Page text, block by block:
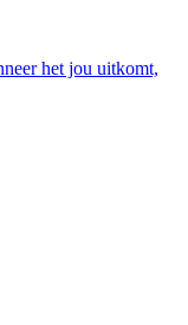
het jou uitkomt,